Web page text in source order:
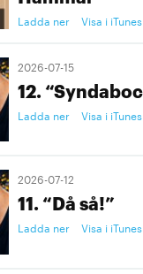
Ladda ner Visa i iTunes
2026-07-15
12.
Ladda ner Visa i iTunes
2026-07-12
11. “Då så!”
Ladda ner Visa i iTunes